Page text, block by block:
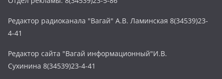
Редактор радиоканала "Вагай" А.В. Ламинская 8(34539)23-
4-41
Редактор сайта "Вагай информационный"И.В.
Сухинина 8(34539)23-4-41